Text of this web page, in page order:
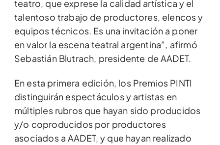
teatro, que exprese la calidad artística y el
talentoso trabajo de productores, elencos y
equipos técnicos. Es una invitación a poner
en valor la escena teatral argentina”, afirmó
Sebastián Blutrach, presidente de AADET.
En esta primera edición, los Premios PINTI
distinguirán espectáculos y artistas en
múltiples rubros que hayan sido producidos
y/o coproducidos por productores
asociados a AADET, y que hayan realizado